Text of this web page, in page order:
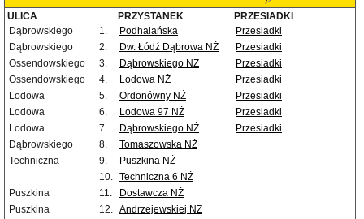
ULICA PRZYSTANEK
PRZESIADKI
Dąbrowskiego
1. Podhalańska
Przesiadki
Dąbrowskiego
2. Dw. Łódź Dąbrowa NŻ
Przesiadki
Ossendowskiego
3. Dąbrowskiego NŻ
Przesiadki
Ossendowskiego
4. Lodowa NŻ
Przesiadki
Lodowa
5. Ordonówny NŻ
Przesiadki
Lodowa
6. Lodowa 97 NŻ
Przesiadki
Lodowa
7. Dąbrowskiego NŻ
Przesiadki
Dąbrowskiego
8.
Tomaszowska NŻ
Techniczna
9.
Puszkina NŻ
10. Techniczna 6 NŻ
Puszkina
11.
Dostawcza NŻ
Puszkina
12. Andrzejewskiej NŻ